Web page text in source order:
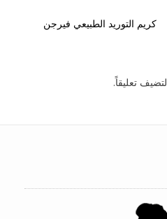
كريم التوريد الطبيعي فيرجن
لتضيف تعليقاً.